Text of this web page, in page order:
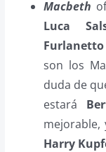
Macbeth
Luca
son los
duda de
estará
Harry